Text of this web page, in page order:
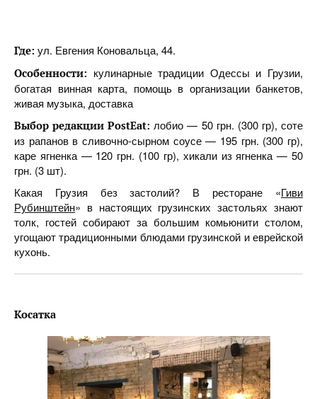
Где: ул. Евгения Коновальца, 44.
Особенности: кулинарные традиции Одессы и Грузии,
богатая винная карта, помощь в организации банкетов,
живая музыка, доставка
Выбор редакции PostEat:лобио — 50 грн. (300 гр), соте
из рапанов в сливочно-сырном соусе — 195 грн. (300 гр),
каре ягненка — 120 грн. (100 гр), хикали из ягненка — 50
грн. (3 шт).
Какая Грузия без застолий? В ресторане «Гиви
Рубинштейн» в настоящих грузинских застольях знают
толк, гостей собирают за большим комьюнити столом,
угощают традиционными блюдами грузинской и еврейской
кухонь.
Косатка